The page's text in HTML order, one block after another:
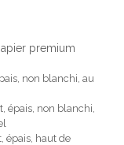
premium
non blanchi, au
épais, non blanchi,
épais, haut de